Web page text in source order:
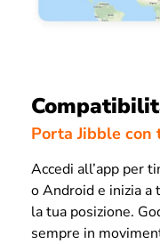
Porta Jibble con
Accedi all’app per
o Android e inizia a
la tua posizione.
sempre in